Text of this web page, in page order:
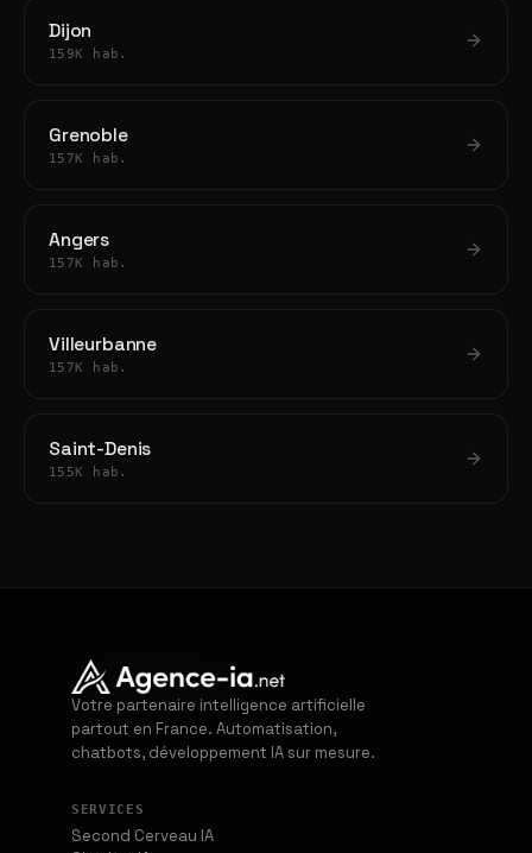
Dijon
159K hab.
Grenoble
157K hab.
Angers
157K hab.
Villeurbanne
157K hab.
Saint-Denis
155K hab.
Votre partenaire intelligence artificielle
partout en France. Automatisation,
chatbots, développement IA sur mesure.
SERVICES
Second Cerveau IA